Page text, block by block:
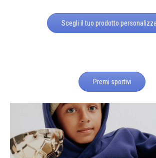
Scegli il tuo prodotto
Premi sportivi